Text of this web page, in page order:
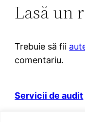
Lasă un
Trebuie să fii
comentariu.
Servicii de audit